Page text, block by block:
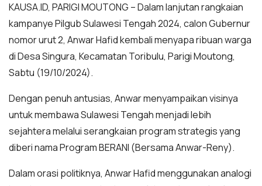
KAUSA.ID, PARIGI MOUTONG – Dalam lanjutan rangkaian
kampanye Pilgub Sulawesi Tengah 2024, calon Gubernur
nomor urut 2, Anwar Hafid kembali menyapa ribuan warga
di Desa Singura, Kecamatan Toribulu, Parigi Moutong,
Sabtu (19/10/2024).
Dengan penuh antusias, Anwar menyampaikan visinya
untuk membawa Sulawesi Tengah menjadi lebih
sejahtera melalui serangkaian program strategis yang
diberi nama Program BERANI (Bersama Anwar-Reny).
Dalam orasi politiknya, Anwar Hafid menggunakan analogi